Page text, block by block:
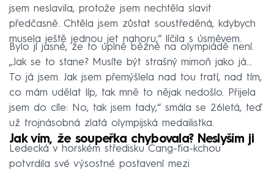
jsem neslavila, protože jsem nechtěla slavit
předčasně. Chtěla jsem zůstat soustředěná, kdybych
musela ještě jednou jet nahoru,“ líčila s úsměvem.
Bylo jí jasné, že to úplně běžné na olympiádě není.
„Jak se to stane? Musíte být strašný mimoň jako já…
To já jsem. Jak jsem přemýšlela nad tou tratí, nad tím,
co mám udělat líp, tak mně to nějak nedošlo. Přijela
jsem do cíle: No, tak jsem tady,“ smála se 26letá, teď
už trojnásobná zlatá olympijská medailistka.
Jak vím, že soupeřka chybovala? Neslyším ji
Ledecká v horském středisku Čang-ťia-kchou
potvrdila své výsostné postavení mezi